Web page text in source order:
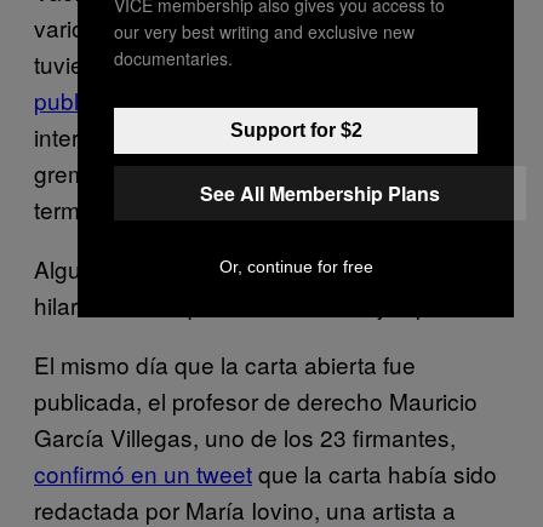
varios personajes, incluyendo Bonnett,
tuvieron en La W a propósito de un
publicado en Arcadia. Ospina describe la
intervención de Bonnett como «un sonsonete
gremial», una figura que fácilmente podría
terminar en «parte del establecimiento».
Algunos tuiteros empezaron a atar cabos. A
hilar más fino que nosotros. Un ejemplo.
El mismo día que la carta abierta fue
publicada, el profesor de derecho Mauricio
García Villegas, uno de los 23 firmantes,
confirmó en un tweetque la carta había sido
redactada por María Iovino, una artista a
our very best writing and exclusive new
documentaries.
Support for $2
See All Membership Plans
Or, continue for free